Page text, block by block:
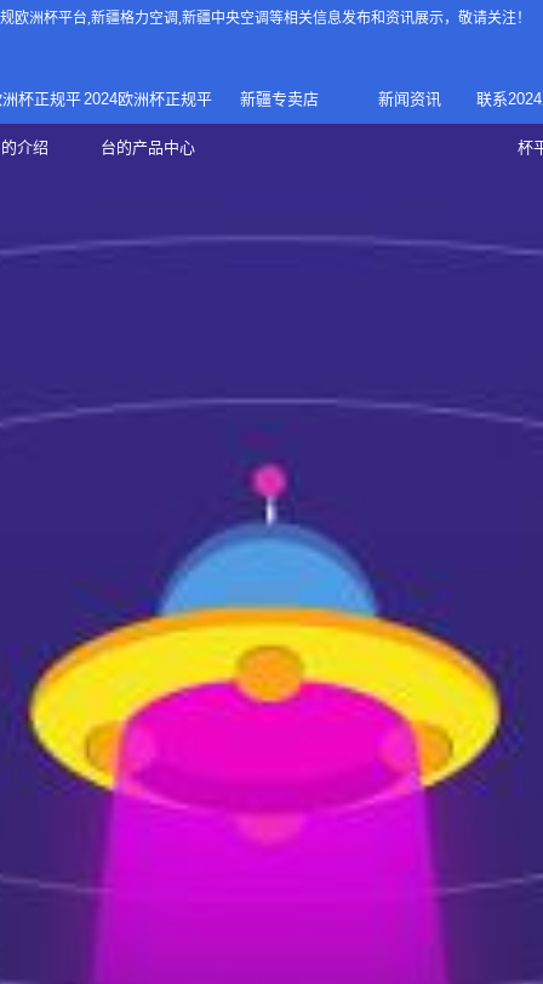
欧洲杯平台,新疆格力空调,新疆中央空调等相关信息发布和资讯展示，敬请关注！
杯正规平
介绍
正规欧洲
2024欧洲杯正规平
台的产品中心
家庭中央空调
家用空调
新疆专卖店 新闻资讯 联系
杯